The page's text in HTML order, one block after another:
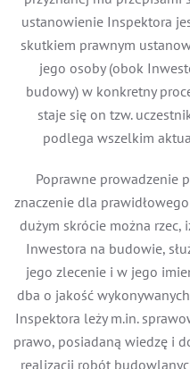
ustanowienie Inspektora
skutkiem prawnym
jego osoby (obok
budowy) w konkretny
staje się on tzw.
podlega wszelkim
Poprawne prowadzenie
znaczenie dla
dużym skrócie można rzec,
Inwestora na budowie,
jego zlecenie i w jego
dba o jakość
Inspektora leży m.in.
prawo, posiadaną wiedzę i
realizacji robót